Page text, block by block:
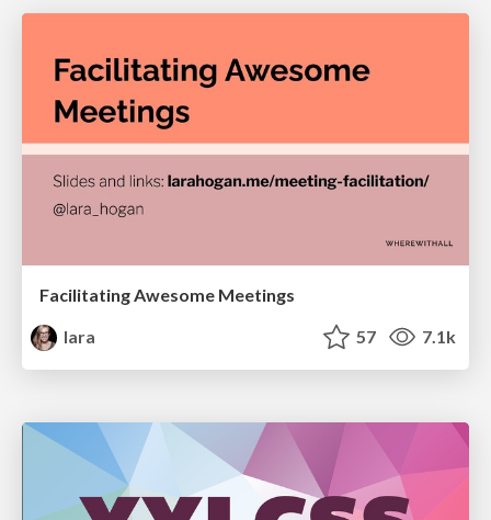
Facilitating Awesome Meetings
lara
57 7.1k